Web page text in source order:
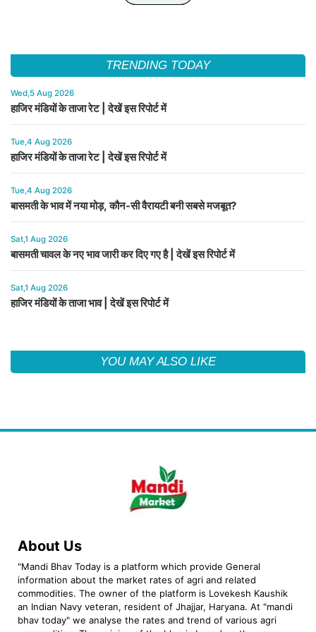
TRENDING TODAY
Wed,5 Aug 2026
हाजिर मंडियों के ताजा रेट | देखें इस रिपोर्ट में
Tue,4 Aug 2026
हाजिर मंडियों के ताजा रेट | देखें इस रिपोर्ट में
Tue,4 Aug 2026
बासमती के भाव में नया मोड़, कौन-सी वैरायटी बनी सबसे मजबूत?
Sat,1 Aug 2026
बासमती चावल के नए भाव जारी कर दिए गए है | देखें इस रिपोर्ट में
Sat,1 Aug 2026
हाजिर मंडियों के ताजा भाव | देखें इस रिपोर्ट में
YOU MAY ALSO LIKE
About Us
"Mandi Bhav Today is a platform which provide General
information about the market rates of agri and related
commodities. The owner of the platform is Lovekesh Kaushik
an Indian Navy veteran, resident of Jhajjar, Haryana. At "mandi
bhav today" we analyse the rates and trend of various agri